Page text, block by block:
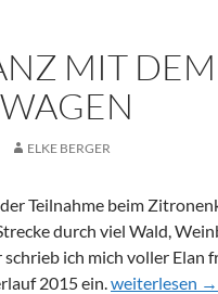
MIT DEM
ELKE BERGER
Teilnahme beim
durch viel Wald,
ich mich voller Elan
2015 ein. Der Tanz mit
weiterlesen →